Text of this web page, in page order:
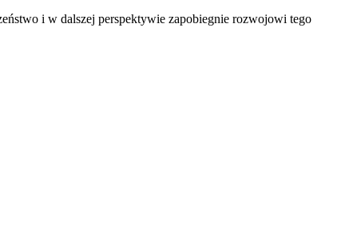
i w dalszej perspektywie zapobiegnie rozwojowi tego